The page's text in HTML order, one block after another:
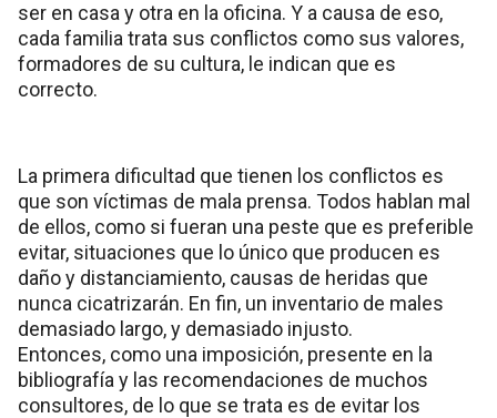
ser en casa y otra en la oficina. Y a causa de eso,
cada familia trata sus conflictos como sus valores,
formadores de su cultura, le indican que es
correcto.
La primera dificultad que tienen los conflictos es
que son víctimas de mala prensa. Todos hablan mal
de ellos, como si fueran una peste que es preferible
evitar, situaciones que lo único que producen es
daño y distanciamiento, causas de heridas que
nunca cicatrizarán. En fin, un inventario de males
demasiado largo, y demasiado injusto.
Entonces, como una imposición, presente en la
bibliografía y las recomendaciones de muchos
consultores, de lo que se trata es de evitar los